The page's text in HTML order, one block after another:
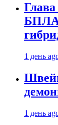
БПЛА
1 день
1 день